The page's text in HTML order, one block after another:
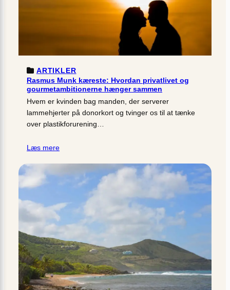
ARTIKLER
Rasmus Munk kæreste: Hvordan privatlivet og
gourmetambitionerne hænger sammen
Hvem er kvinden bag manden, der serverer
lammehjerter på donorkort og tvinger os til at tænke
over plastikforurening…
Læs mere